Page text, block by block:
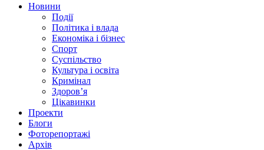
Новини
Події
Політика і влада
Економіка і бізнес
Спорт
Суспільство
Культура і освіта
Кримінал
Здоров’я
Цікавинки
Проекти
Блоги
Фоторепортажі
Архів